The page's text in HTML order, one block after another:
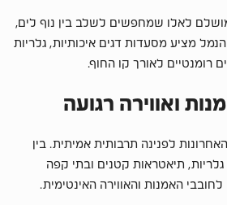
מושלם לאלו שמחפשים לשלב בין נוף לים,
מציע מסעדות דגים איכותיות, גלריות
רומנטיים לאורך קו החוף.
ואווירה רגועה
לפנינה תרבותית אמיתית. בין
תיאטראות קטנים ובתי קפה
האמנות והאווירה האינטימית.